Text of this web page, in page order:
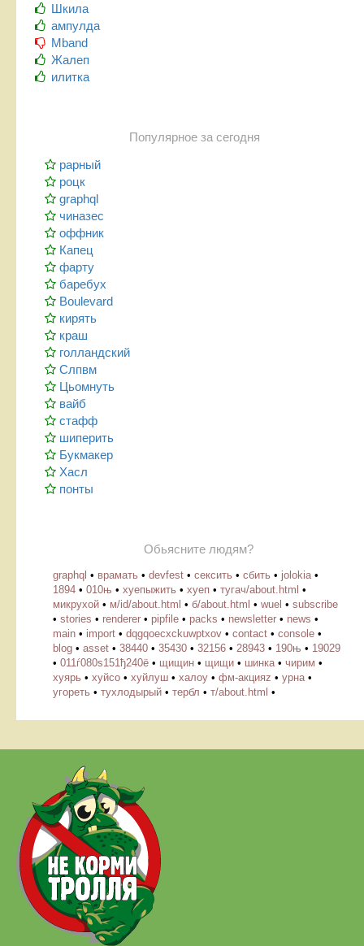
Шкила
ампулда
Mband
Жалеп
илитка
Популярное за сегодня
рарный
роцк
graphql
чиназес
оффник
Капец
фарту
баребух
Boulevard
кирять
краш
голландский
Слпвм
Цьомнуть
вайб
стафф
шиперить
Букмакер
Хасл
понты
Обьясните людям?
graphql • врамать • devfest • сексить • сбить • jolokia •
1894 • 010њ • хуепыжить • хуеп • тугач/about.html •
микрухой • м/id/about.html • б/about.html • wuel • subscribe
• stories • renderer • pipfile • packs • newsletter • news •
main • import • dqgqoecxckuwptxov • contact • console •
blog • asset • 38440 • 35430 • 32156 • 28943 • 190њ • 19029
• 011ѓ080ѕ151ђ240ё • щищин • щищи • шинка • чирим •
хуярь • хуйсо • хуйлуш • халоу • фм-акцияz • урна •
угореть • тухлодырый • тербл • т/about.html •